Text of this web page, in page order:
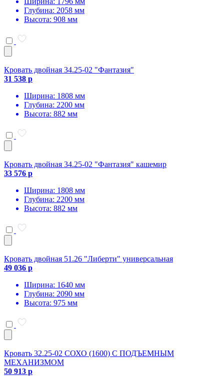
Глубина: 2058 мм
Высота: 908 мм
Кровать двойная 34.25-02 "Фантазия"
31 538 р
Ширина: 1808 мм
Глубина: 2200 мм
Высота: 882 мм
Кровать двойная 34.25-02 "Фантазия" кашемир
33 576 р
Ширина: 1808 мм
Глубина: 2200 мм
Высота: 882 мм
Кровать двойная 51.26 "Либерти" универсальная
49 036 р
Ширина: 1640 мм
Глубина: 2090 мм
Высота: 975 мм
Кровать 32.25-02 СОХО (1600) С ПОДЪЕМНЫМ
МЕХАНИЗМОМ
50 913 р